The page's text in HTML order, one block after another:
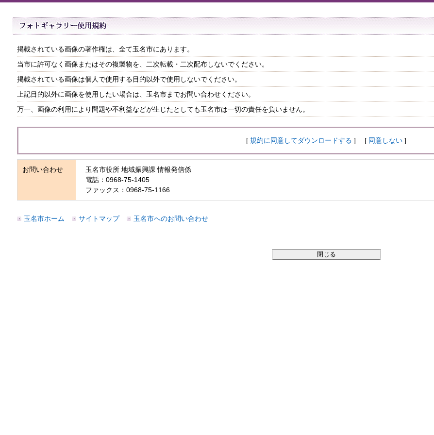
掲載されている画像の著作権は、全て玉名市にあります。
当市に許可なく画像またはその複製物を、二次転載・二次配布しないでください。
掲載されている画像は個人で使用する目的以外で使用しないでください。
上記目的以外に画像を使用したい場合は、玉名市までお問い合わせください。
万一、画像の利用により問題や不利益などが生じたとしても玉名市は一切の責任を負いません。
[ 規約に同意してダウンロードする ] [ 同意しない ]
お問い合わせ
玉名市役所 地域振興課 情報発信係
電話：0968-75-1405
ファックス：0968-75-1166
玉名市ホーム サイトマップ 玉名市へのお問い合わせ